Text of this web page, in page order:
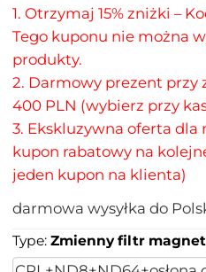
1. Otrzymaj 15% zniżki –
Tego kuponu nie można
produkty.
2. Darmowy prezent przy
400 PLN (wybierz przy
3. Ekskluzywna oferta dla
kupon rabatowy na
jeden kupon na klienta)
darmowa wysyłka do
Type:Zmienny filtr